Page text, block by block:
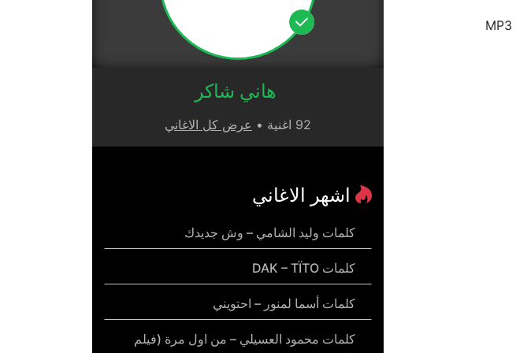
هاني شاكر
92 اغنية • عرض كل الاغاني
اشهر الاغاني
كلمات وليد الشامي – وش جديدك
كلمات DAK – TÏTO
كلمات أسما لمنور – احتويني
كلمات محمود العسيلي – من اول مرة (فيلم